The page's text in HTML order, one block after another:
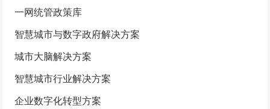
一网统管政策库
智慧城市与数字政府解决方案
城市大脑解决方案
智慧城市行业解决方案
企业数字化转型方案